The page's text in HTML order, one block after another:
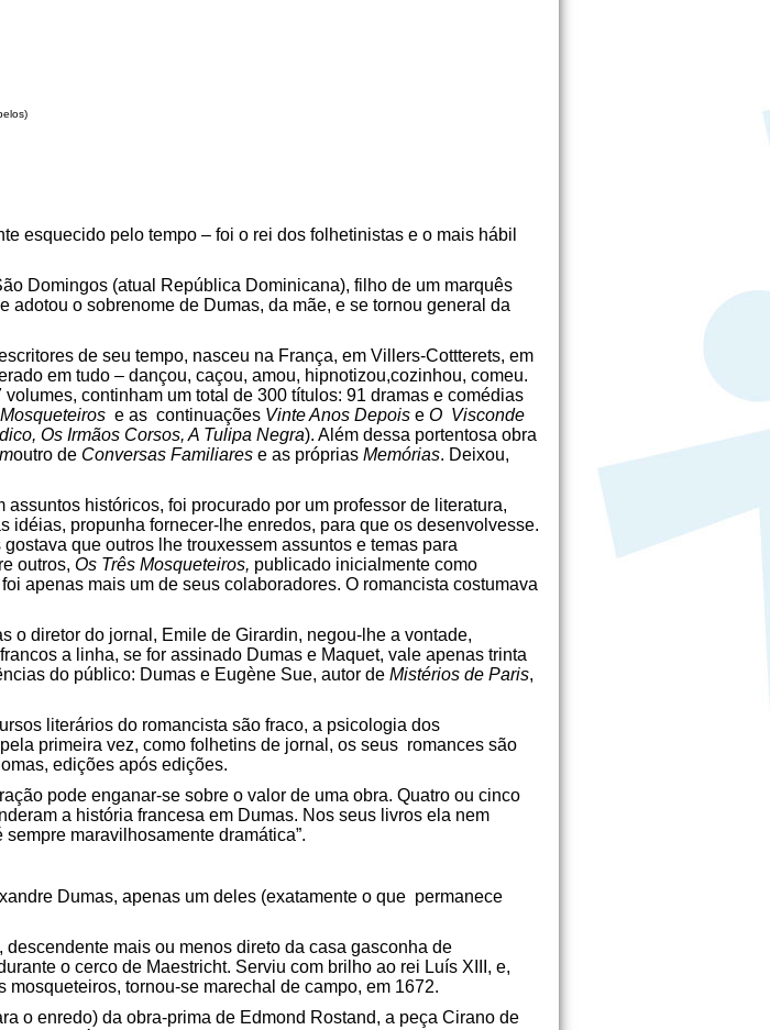
esquecido pelo tempo – foi o rei dos folhetinistas e o mais hábil
Domingos (atual República Dominicana), filho de um marquês
adotou o sobrenome de Dumas, da mãe, e se tornou general da
de seu tempo, nasceu na França, em Villers-Cottterets, em
em tudo – dançou, caçou, amou, hipnotizou,cozinhou, comeu.
continham um total de 300 títulos: 91 dramas e comédias
e as continuações Vinte Anos Depois e O Visconde
Os Irmãos Corsos, A Tulipa Negra). Além dessa portentosa obra
outro de Conversas Familiares e as próprias Memórias. Deixou,
históricos, foi procurado por um professor de literatura,
idéias, propunha fornecer-lhe enredos, para que os desenvolvesse.
que outros lhe trouxessem assuntos e temas para
outros, Os Três Mosqueteiros, publicado inicialmente como
apenas mais um de seus colaboradores. O romancista costumava
o diretor do jornal, Emile de Girardin, negou-lhe a vontade,
a linha, se for assinado Dumas e Maquet, vale apenas trinta
do público: Dumas e Eugène Sue, autor de Mistérios de Paris,
literários do romancista são fraco, a psicologia dos
primeira vez, como folhetins de jornal, os seus romances são
edições após edições.
pode enganar-se sobre o valor de uma obra. Quatro ou cinco
a história francesa em Dumas. Nos seus livros ela nem
maravilhosamente dramática”.
Dumas, apenas um deles (exatamente o que permanece
descendente mais ou menos direto da casa gasconha de
o cerco de Maestricht. Serviu com brilho ao rei Luís XIII, e,
tornou-se marechal de campo, em 1672.
o enredo) da obra-prima de Edmond Rostand, a peça Cirano de